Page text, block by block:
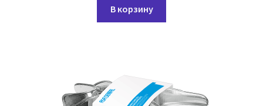
В корзину